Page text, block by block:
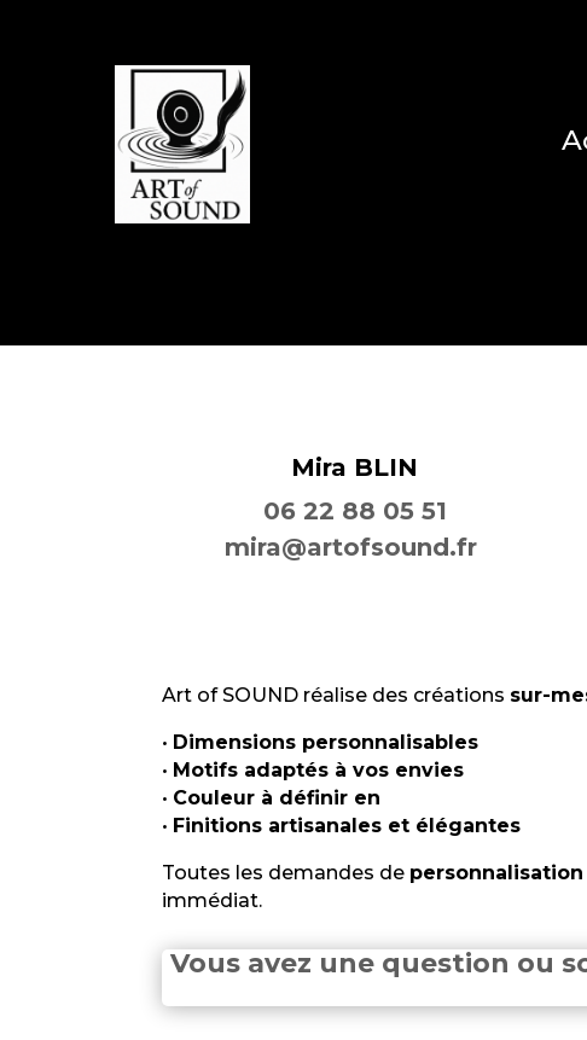
Mira BLIN
06 22 88 05 51
mira@artofsound.fr
Art of SOUND réalise des créations sur-
• Dimensions personnalisables
• Motifs adaptés à vos envies
• Couleur à définir en
• Finitions artisanales et élégantes
Toutes les demandes de
immédiat.
Vous avez une question ou